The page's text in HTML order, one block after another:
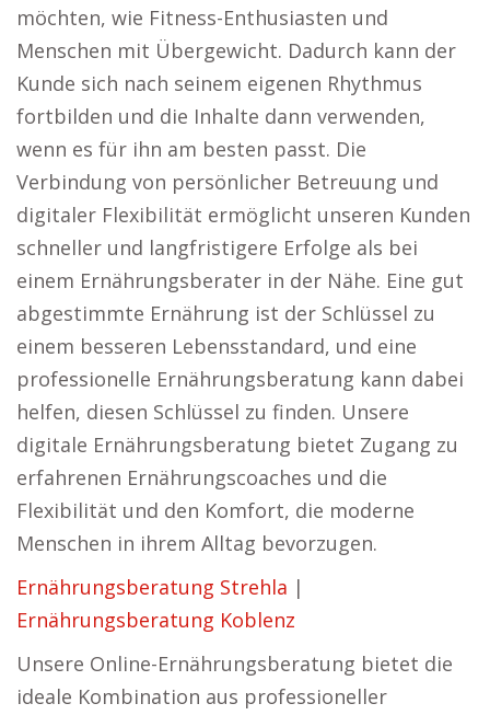
möchten, wie Fitness-Enthusiasten und
Menschen mit Übergewicht. Dadurch kann der
Kunde sich nach seinem eigenen Rhythmus
fortbilden und die Inhalte dann verwenden,
wenn es für ihn am besten passt. Die
Verbindung von persönlicher Betreuung und
digitaler Flexibilität ermöglicht unseren Kunden
schneller und langfristigere Erfolge als bei
einem Ernährungsberater in der Nähe. Eine gut
abgestimmte Ernährung ist der Schlüssel zu
einem besseren Lebensstandard, und eine
professionelle Ernährungsberatung kann dabei
helfen, diesen Schlüssel zu finden. Unsere
digitale Ernährungsberatung bietet Zugang zu
erfahrenen Ernährungscoaches und die
Flexibilität und den Komfort, die moderne
Menschen in ihrem Alltag bevorzugen.
Ernährungsberatung Strehla |
Ernährungsberatung Koblenz
Unsere Online-Ernährungsberatung bietet die
ideale Kombination aus professioneller